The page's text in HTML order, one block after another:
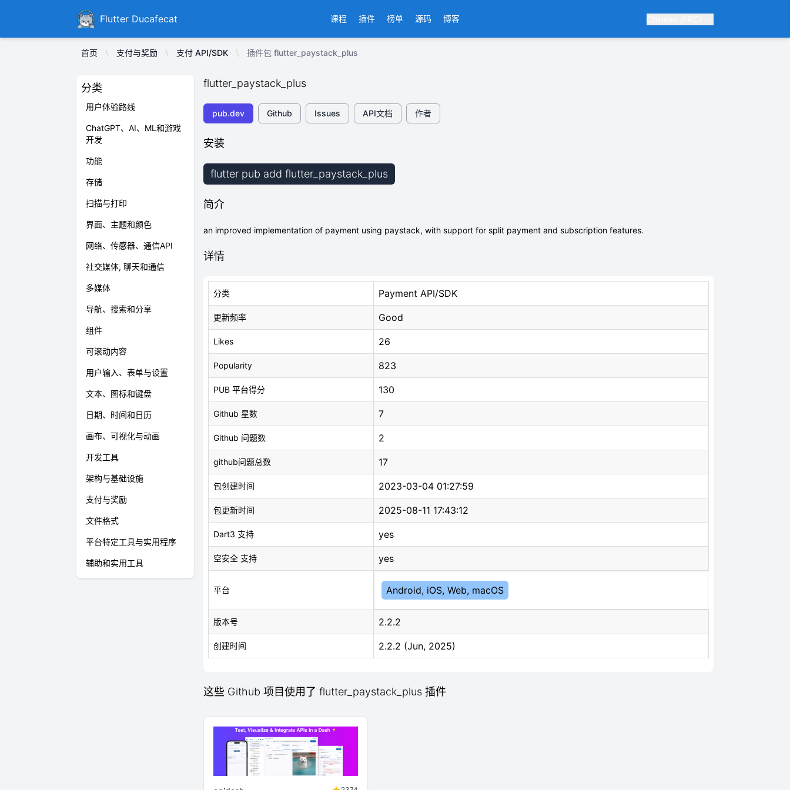
DucafecatFlutter Ducafecat 课程 插件 榜单 源码 博客
首页 支付与奖励 支付 API/SDK 插件包 flutter_paystack_plus
分类
用户体验路线
ChatGPT、AI、ML和游戏
开发
功能
存储
扫描与打印
界面、主题和颜色
网络、传感器、通信API
社交媒体, 聊天和通信
多媒体
导航、搜索和分享
组件
可滚动内容
用户输入、表单与设置
文本、图标和键盘
日期、时间和日历
画布、可视化与动画
开发工具
架构与基础设施
支付与奖励
文件格式
平台特定工具与实用程序
辅助和实用工具
flutter_paystack_plus
pub.dev Github Issues API文档 作者
安装
flutter pub add flutter_paystack_plus
简介
an improved implementation of payment using paystack, with support for split payment and subscription features.
详情
分类 Payment API/SDK
更新频率 Good
Likes 26
Popularity 823
PUB 平台得分 130
Github 星数 7
Github 问题数 2
github问题总数 17
包创建时间 2023-03-04 01:27:59
包更新时间 2025-08-11 17:43:12
Dart3 支持 yes
空安全 支持 yes
平台 Android, iOS, Web, macOS
版本号 2.2.2
创建时间 2.2.2 (Jun, 2025)
这些 Github 项目使用了 flutter_paystack_plus 插件